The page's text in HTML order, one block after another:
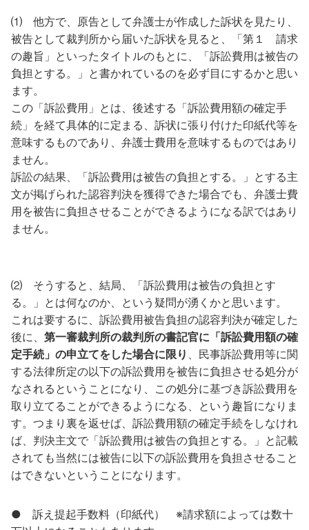
⑴ 他方で、原告として弁護士が作成した訴状を見たり、
被告として裁判所から届いた訴状を見ると、「第１ 請求
の趣旨」といったタイトルのもとに、「訴訟費用は被告の
負担とする。」と書かれているのを必ず目にするかと思い
ます。
この「訴訟費用」とは、後述する「訴訟費用額の確定手
続」を経て具体的に定まる、訴状に張り付けた印紙代等を
意味するものであり、弁護士費用を意味するものではあり
ません。
訴訟の結果、「訴訟費用は被告の負担とする。」とする主
文が掲げられた認容判決を獲得できた場合でも、弁護士費
用を被告に負担させることができるようになる訳ではあり
ません。
⑵ そうすると、結局、「訴訟費用は被告の負担とす
る。」とは何なのか、という疑問が湧くかと思います。
これは要するに、訴訟費用被告負担の認容判決が確定した
後に、 第一審裁判所の裁判所の書記官に「訴訟費用額の確
定手続」の申立てをした場合に限り 、民事訴訟費用等に関
する法律所定の以下の訴訟費用を被告に負担させる処分が
なされるということになり、この処分に基づき訴訟費用を
取り立てることができるようになる、という趣旨になりま
す。つまり裏を返せば、訴訟費用額の確定手続をしなけれ
ば、判決主文で「訴訟費用は被告の負担とする。」と記載
されても当然には被告に以下の訴訟費用を負担させること
はできないということになります。
● 訴え提起手数料（印紙代） ※請求額によっては数十